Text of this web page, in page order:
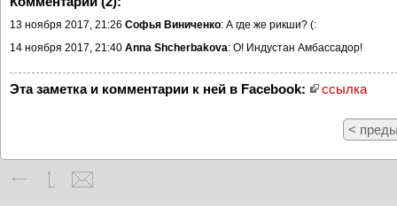
13 ноября 2017, 21:26 Софья Виниченко: А где же рикши? (:
14 ноября 2017, 21:40 Anna Shcherbakova: О! Индустан Амбассадор!
Эта заметка и комментарии к ней в Facebook: ссылка
<